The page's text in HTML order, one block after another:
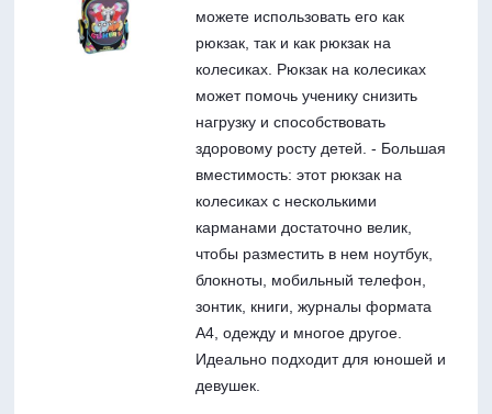
можете использовать его как
рюкзак, так и как рюкзак на
колесиках. Рюкзак на колесиках
может помочь ученику снизить
нагрузку и способствовать
здоровому росту детей. - Большая
вместимость: этот рюкзак на
колесиках с несколькими
карманами достаточно велик,
чтобы разместить в нем ноутбук,
блокноты, мобильный телефон,
зонтик, книги, журналы формата
А4, одежду и многое другое.
Идеально подходит для юношей и
девушек.